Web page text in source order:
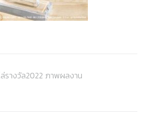
รางวัล2022 ภาพผลงาน